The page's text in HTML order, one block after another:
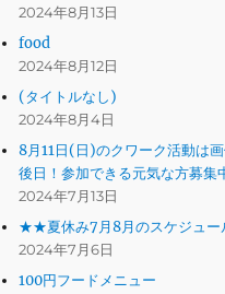
2024年8月13日
food
2024年8月12日
(タイトルなし)
2024年8月4日
8月11日(日)のクワーク活動は
後日！参加できる元気な方募集
2024年7月13日
★★夏休み7月8月のスケジュー
2024年7月6日
100円フードメニュー